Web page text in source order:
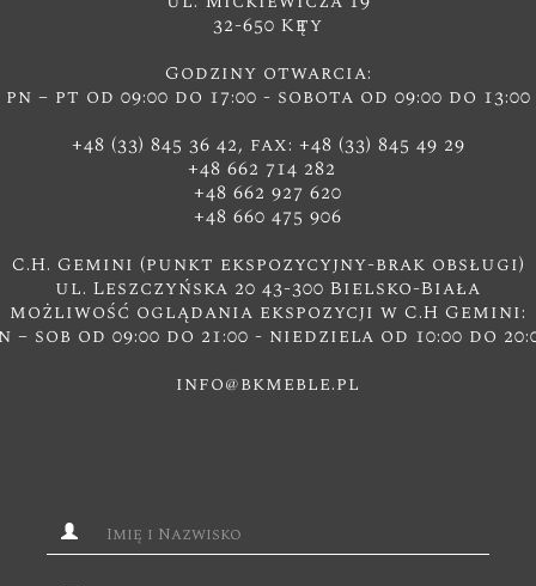
32-650 Kęty
Godziny otwarcia:
pn – pt od 09:00 do 17:00 - sobota od 09:00 do 13:00
+48 (33) 845 36 42, fax: +48 (33) 845 49 29
+48 662 714 282
+48 662 927 620
+48 660 475 906
C.H. Gemini (punkt ekspozycyjny-brak obsługi)
ul. Leszczyńska 20 43-300 Bielsko-Biała
możliwość oglądania ekspozycji w C.H Gemini:
– sob od 09:00 do 21:00 - niedziela od 10:00 do
info@bkmeble.pl